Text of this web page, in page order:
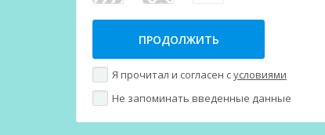
Я прочитал и согласен сусловиями
Не запоминать введенные данные